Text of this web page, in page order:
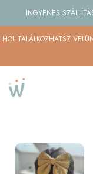
INGYENES
HOL TALÁLKOZHATSZ